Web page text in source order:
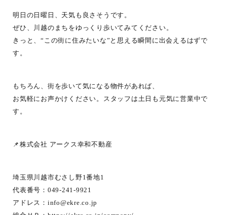
明日の日曜日、天気も良さそうです。
ぜひ、川越のまちをゆっくり歩いてみてください。
きっと、“この街に住みたいな”と思える瞬間に出会えるはずで
す。
もちろん、街を歩いて気になる物件があれば、
お気軽にお声かけください。スタッフは土日も元気に営業中で
す。
📌株式会社 アークス幸和不動産
埼玉県川越市むさし野1番地1
代表番号：049-241-9921
アドレス： info@ekre.co.jp